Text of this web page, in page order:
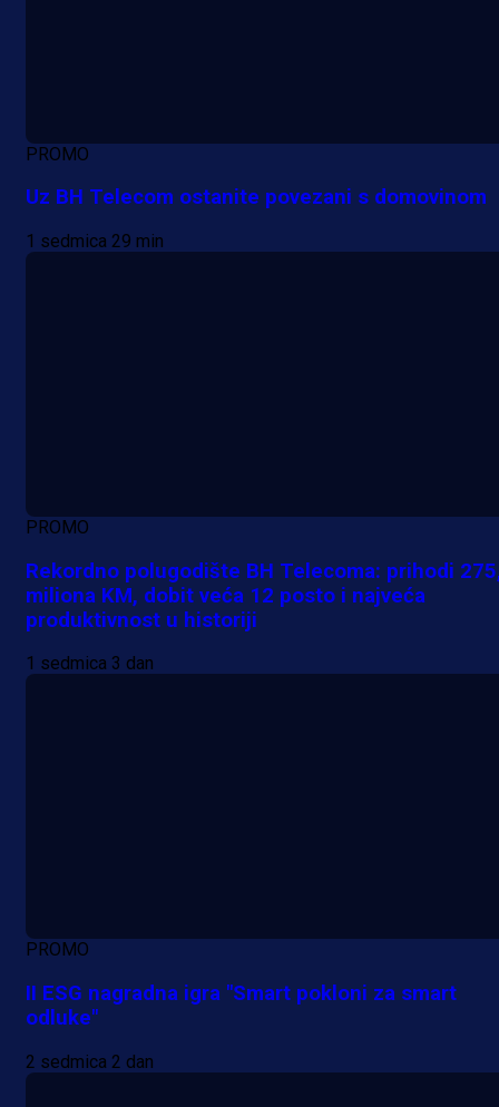
PROMO
Uz BH Telecom ostanite povezani s domovinom
1 sedmica 29 min
PROMO
Rekordno polugodište BH Telecoma: prihodi
miliona KM, dobit veća 12 posto i najveća
produktivnost u historiji
1 sedmica 3 dan
PROMO
II ESG nagradna igra "Smart pokloni za smart
odluke"
2 sedmica 2 dan